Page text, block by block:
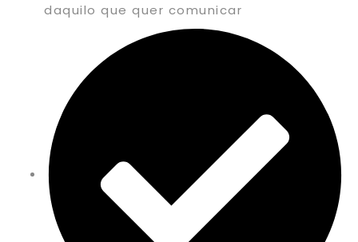
daquilo que quer comunicar